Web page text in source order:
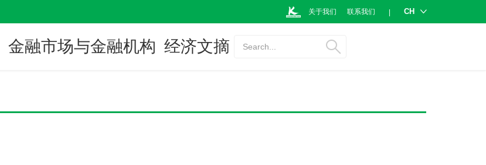
关于我们 联系我们 | CH
金融市场与金融机构 经济文摘 Search...